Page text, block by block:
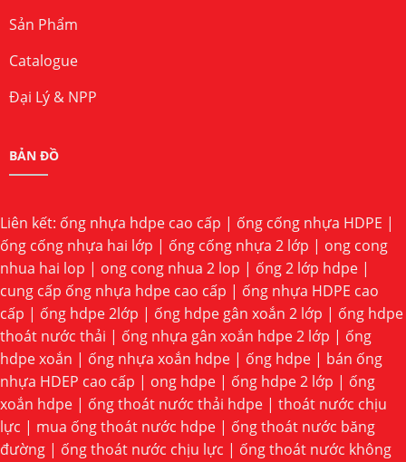
Sản Phẩm
Catalogue
Đại Lý & NPP
BẢN ĐỒ
Liên kết: ống nhựa hdpe cao cấp | ống cống nhựa HDPE |
ống cống nhựa hai lớp | ống cống nhựa 2 lớp | ong cong
nhua hai lop | ong cong nhua 2 lop | ống 2 lớp hdpe |
cung cấp ống nhựa hdpe cao cấp | ống nhựa HDPE cao
cấp | ống hdpe 2lớp | ống hdpe gân xoắn 2 lớp | ống hdpe
thoát nước thải | ống nhựa gân xoắn hdpe 2 lớp | ống
hdpe xoắn | ống nhựa xoắn hdpe | ống hdpe | bán ống
nhựa HDEP cao cấp | ong hdpe | ống hdpe 2 lớp | ống
xoắn hdpe | ống thoát nước thải hdpe | thoát nước chịu
lực | mua ống thoát nước hdpe | ống thoát nước băng
đường | ống thoát nước chịu lực | ống thoát nước không